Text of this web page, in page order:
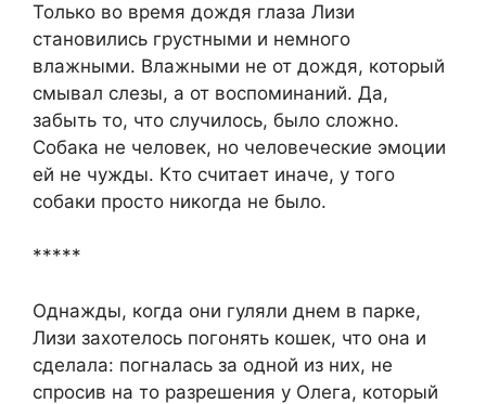
Только во время дождя глаза Лизи
становились грустными и немного
влажными. Влажными не от дождя, который
смывал слезы, а от воспоминаний. Да,
забыть то, что случилось, было сложно.
Собака не человек, но человеческие эмоции
ей не чужды. Кто считает иначе, у того
собаки просто никогда не было.
*****
Однажды, когда они гуляли днем в парке,
Лизи захотелось погонять кошек, что она и
сделала: погналась за одной из них, не
спросив на то разрешения у Олега, который